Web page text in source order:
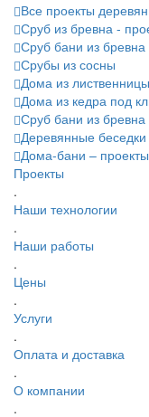
Все проекты
Сруб из бревна -
Сруб бани из
Срубы из сосны
Дома из
Дома из кедра под
Сруб бани из
Деревянные
Дома-бани –
Проекты
.
Наши технологии
.
Наши работы
.
Цены
.
Услуги
.
Оплата и доставка
.
О компании
.